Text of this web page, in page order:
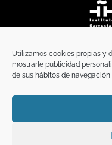
Utilizamos cookies propias y
mostrarle publicidad
de sus hábitos de